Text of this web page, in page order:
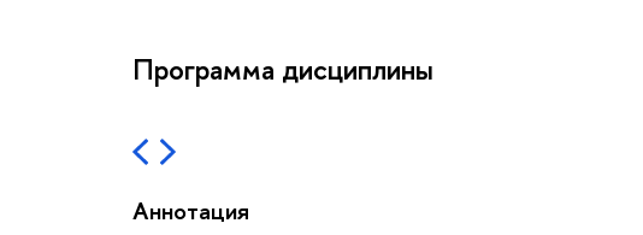
Программа дисциплины
Аннотация